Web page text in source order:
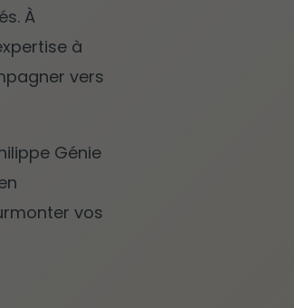
À
à
vers
Génie
vos